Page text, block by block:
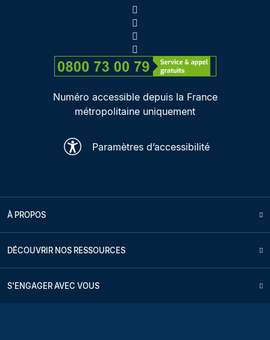
Numéro accessible depuis la France
métropolitaine uniquement
Paramètres d’accessibilité
À PROPOS
DÉCOUVRIR NOS RESSOURCES
S'ENGAGER AVEC VOUS